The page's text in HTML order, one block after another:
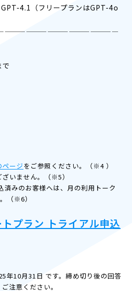
4.1（フリープランはGPT-4o
ページをご参照ください。（※4 ）
いません。（※5）
済みのお客様へは、月の利用トーク
（※6）
プラン トライアル申込
年10月31日 です。締め切り後の回答
注意ください。